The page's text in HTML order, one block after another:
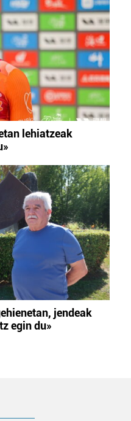
lehiatzeak
jendeak
egin du»